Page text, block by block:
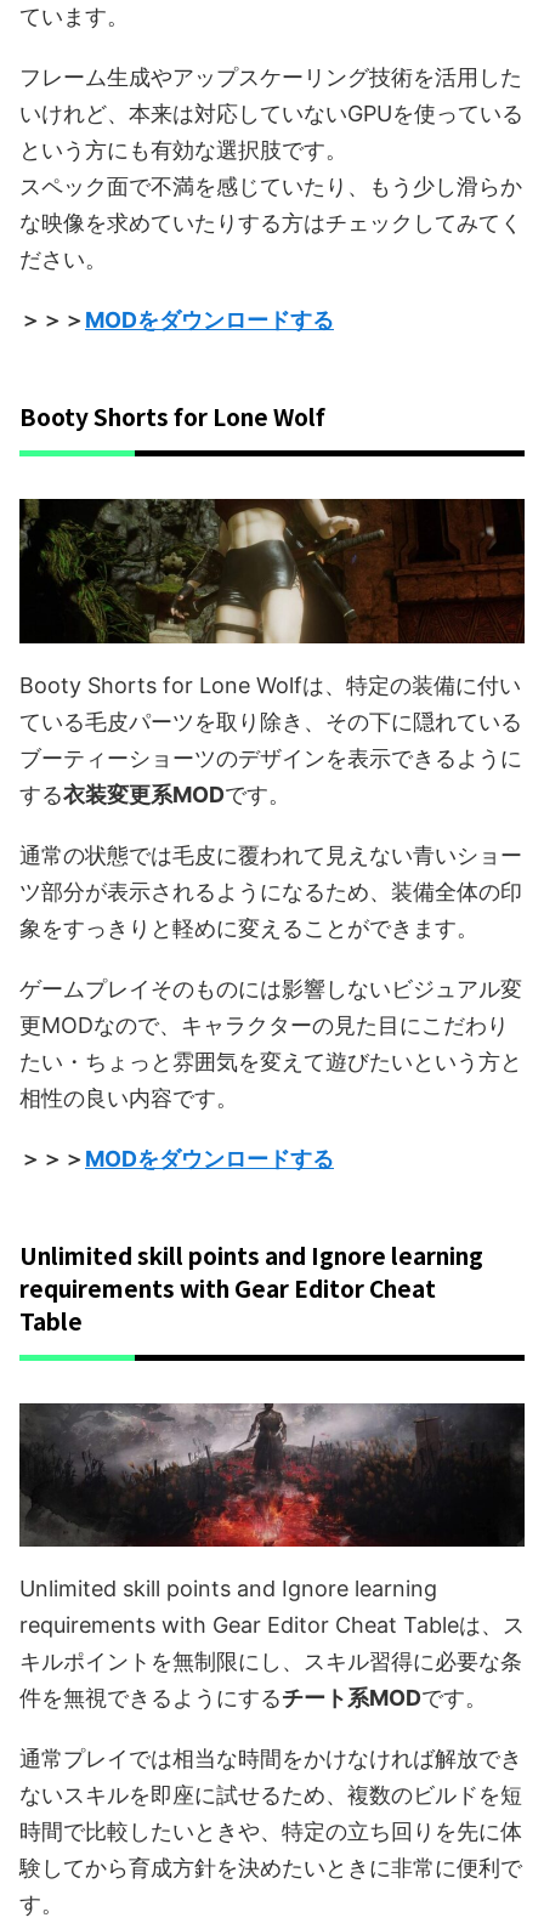
ています。
フレーム生成やアップスケーリング技術を活用した
いけれど、本来は対応していないGPUを使っている
という方にも有効な選択肢です。
スペック面で不満を感じていたり、もう少し滑らか
な映像を求めていたりする方はチェックしてみてく
ださい。
＞＞＞MODをダウンロードする
Booty Shorts for Lone Wolf
Booty Shorts for Lone Wolfは、特定の装備に付い
ている毛皮パーツを取り除き、その下に隠れている
ブーティーショーツのデザインを表示できるように
する衣装変更系MODです。
通常の状態では毛皮に覆われて見えない青いショー
ツ部分が表示されるようになるため、装備全体の印
象をすっきりと軽めに変えることができます。
ゲームプレイそのものには影響しないビジュアル変
更MODなので、キャラクターの見た目にこだわり
たい・ちょっと雰囲気を変えて遊びたいという方と
相性の良い内容です。
＞＞＞MODをダウンロードする
Unlimited skill points and Ignore learning
requirements with Gear Editor Cheat
Table
Unlimited skill points and Ignore learning
requirements with Gear Editor Cheat Tableは、ス
キルポイントを無制限にし、スキル習得に必要な条
件を無視できるようにするチート系MODです。
通常プレイでは相当な時間をかけなければ解放でき
ないスキルを即座に試せるため、複数のビルドを短
時間で比較したいときや、特定の立ち回りを先に体
験してから育成方針を決めたいときに非常に便利で
す。